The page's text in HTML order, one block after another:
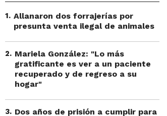
1. Allanaron dos forrajerías por
presunta venta ilegal de animales
2. Mariela González: "Lo más
gratificante es ver a un paciente
recuperado y de regreso a su
hogar"
3. Dos años de prisión a cumplir para